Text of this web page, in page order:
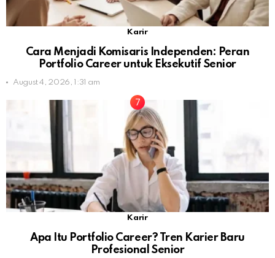
Karir
Cara Menjadi Komisaris Independen: Peran
Portfolio Career untuk Eksekutif Senior
August 4, 2026, 1:31 am
Karir
Apa Itu Portfolio Career? Tren Karier Baru
Profesional Senior